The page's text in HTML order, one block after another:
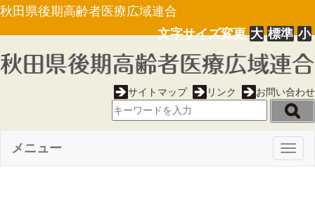
秋田県後期高齢者医療広域連合
文字サイズ変更大 標準 小
サイトマップ リンク お問い合わせ
メニュー